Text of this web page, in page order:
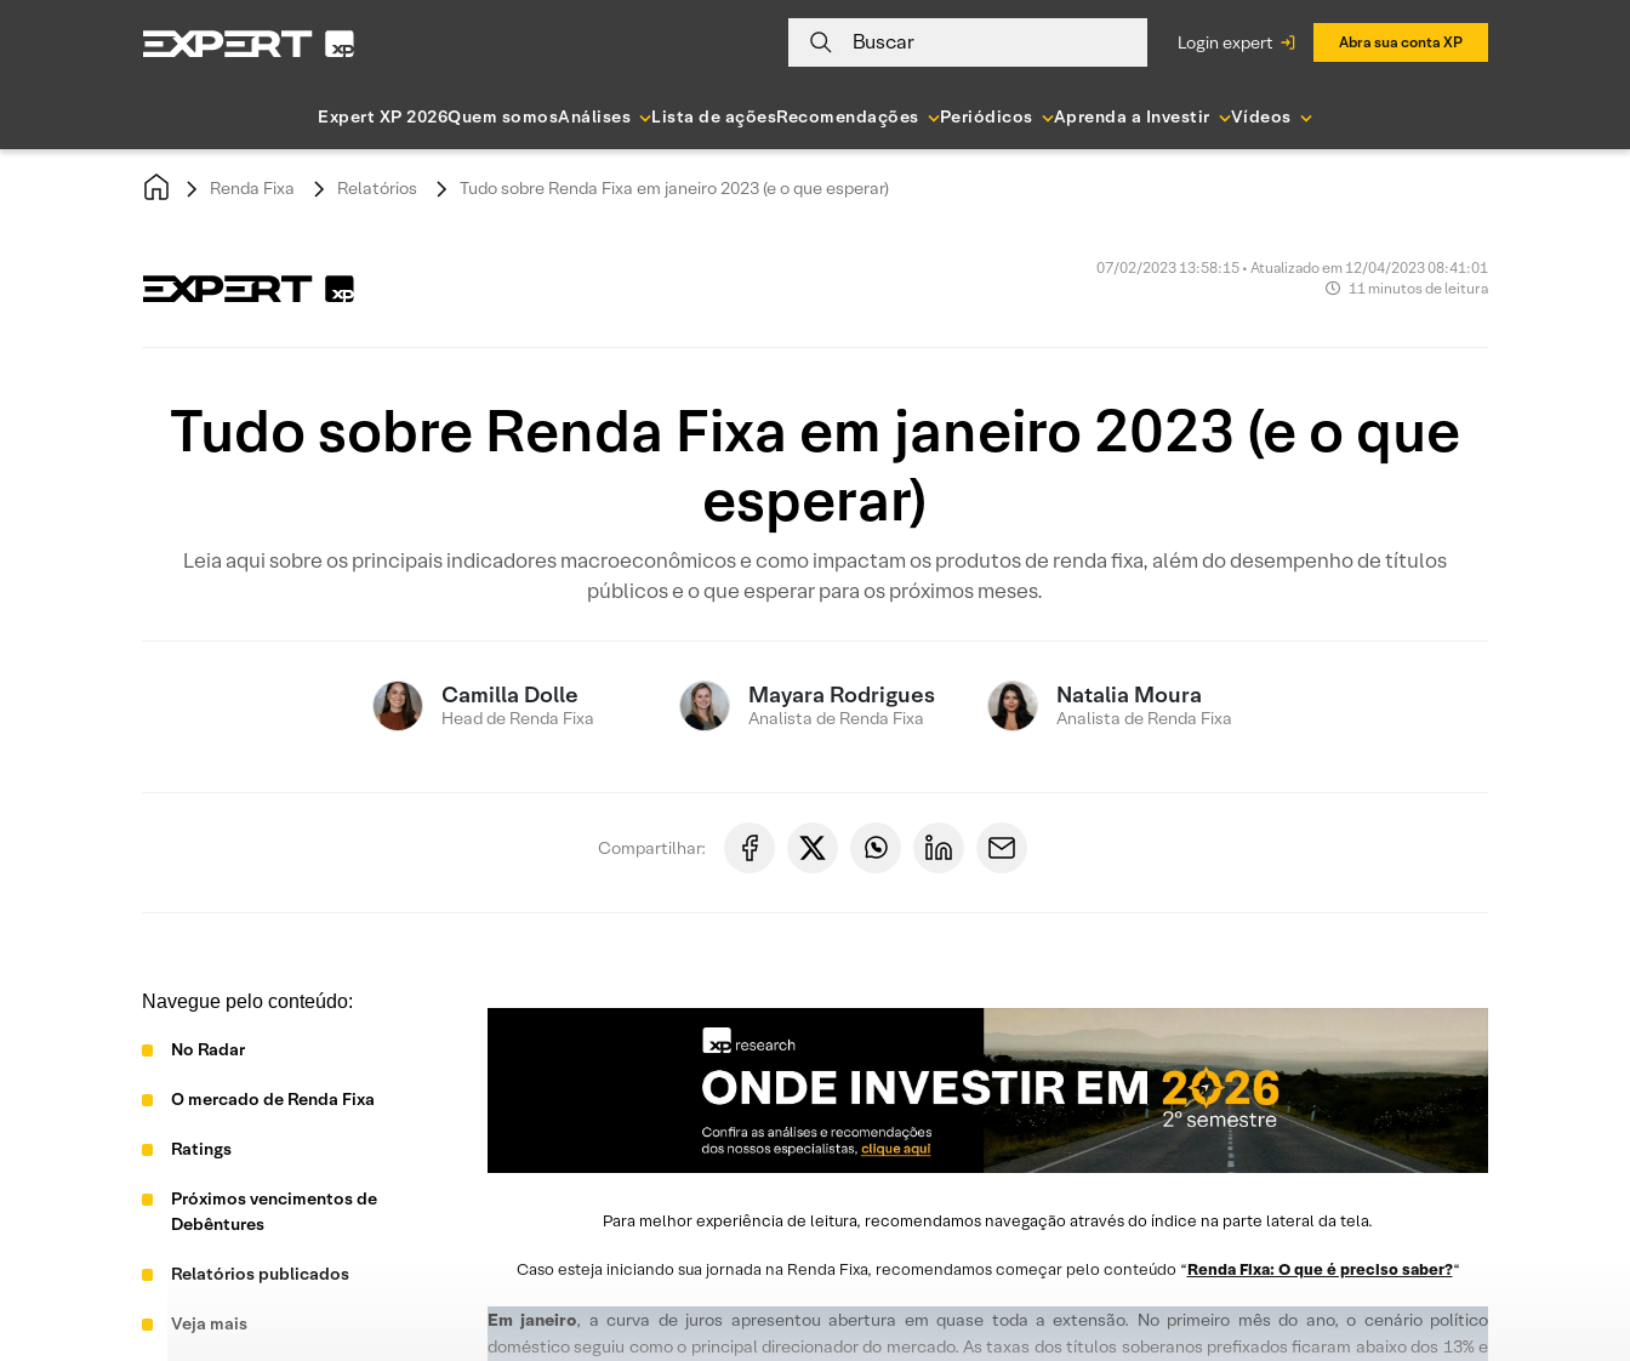
Buscar login expert Abra sua conta XP
Expert XP 2026Quem somosAnálises Lista de açõesRecomendações Periódicos Aprenda a Investir Vídeos
Renda Fixa Relatórios Tudo sobre Renda Fixa em janeiro 2023 (e o que esperar)
07/02/2023 13:58:15 • Atualizado em 12/04/2023 08:41:01
11 minutos de leitura
Tudo sobre Renda Fixa em janeiro 2023 (e o que
esperar)
Leia aqui sobre os principais indicadores macroeconômicos e como impactam os produtos de renda fixa, além do desempenho de títulos
públicos e o que esperar para os próximos meses.
Camilla Dolle
Head de Renda Fixa
Mayara Rodrigues
Analista de Renda Fixa
Natalia Moura
Analista de Renda Fixa
Compartilhar:
Navegue pelo conteúdo:
No Radar
O mercado de Renda Fixa
Ratings
Próximos vencimentos de
Debêntures
Relatórios publicados
Veja mais
Para melhor experiência de leitura, recomendamos navegação através do índice na parte lateral da tela.
Caso esteja iniciando sua jornada na Renda Fixa, recomendamos começar pelo conteúdo “Renda Fixa: O que é preciso saber?“
Em janeiro, a curva de juros apresentou abertura em quase toda a extensão. No primeiro mês do ano, o cenário político
doméstico seguiu como o principal direcionador do mercado. As taxas dos títulos soberanos prefixados ficaram abaixo dos 13% e